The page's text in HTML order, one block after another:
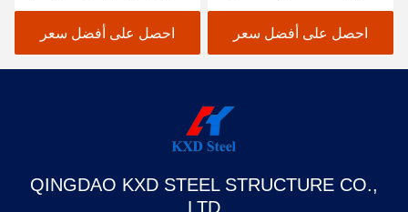
البناء الصلب المهيك مخزن
احصل على أفضل سعر
SGS BV المعتمد CE
احصل على أفضل سعر
QINGDAO KXD STEEL STRUCTURE CO.,
LTD